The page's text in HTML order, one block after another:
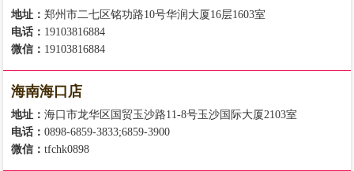
地址：郑州市二七区铭功路10号华润大厦16层1603室
电话： 19103816884
微信： 19103816884
海南海口店
地址：海口市龙华区国贸玉沙路11-8号玉沙国际大厦2103室
电话：0898-6859-3833;6859-3900
微信：tfchk0898